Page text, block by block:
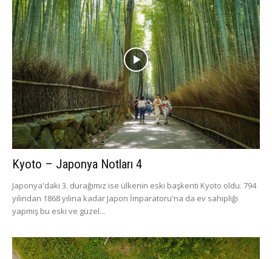
Kyoto – Japonya Notları 4
Japonya'daki 3. durağımız ise ülkenin eski başkenti Kyoto oldu. 794
yılından 1868 yılına kadar Japon İmparatoru'na da ev sahipliği
yapmış bu eski ve güzel...